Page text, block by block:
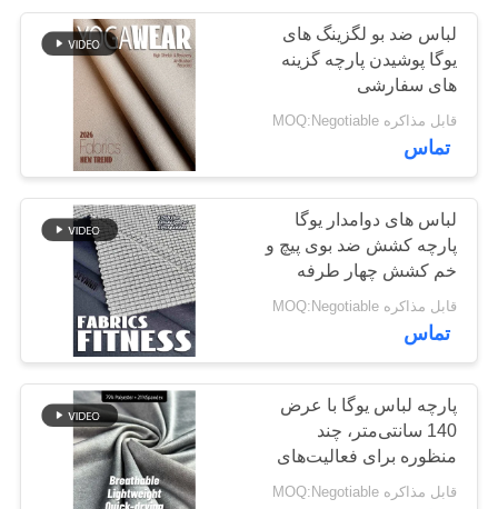
پارچه کت و شلوار
Activewear
170
یوگا پوشیدن پارچه
164
لباس ضد بو لگزینگ های
یوگا پوشیدن پارچه گزینه
های سفارشی
قابل مذاکره MOQ:Negotiable
تماس
لباس های دوامدار یوگا
پارچه کشش ضد بوی پیچ و
خم کشش چهار طرفه
قابل مذاکره MOQ:Negotiable
تماس
پارچه لباس یوگا با عرض
140 سانتی‌متر، چند
منظوره برای فعالیت‌های
یوگا و تناسب اندام
قابل مذاکره MOQ:Negotiable